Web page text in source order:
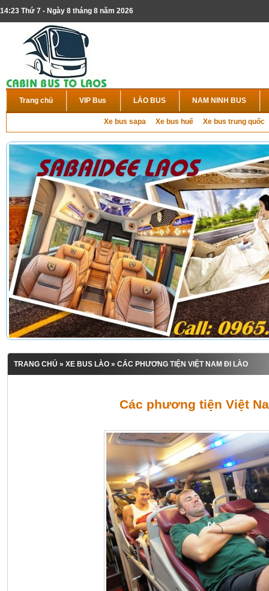
14:23 Thứ 7 - Ngày 8 tháng 8 năm 2026
Trang chủ VIP Bus LÀO BUS NAM NINH BUS
Xe bus sapa Xe bus huế Xe bus trung quốc
TRANG CHỦ » XE BUS LÀO » CÁC PHƯƠNG TIỆN VIỆT NAM ĐI LÀO
Các phương tiện Việt